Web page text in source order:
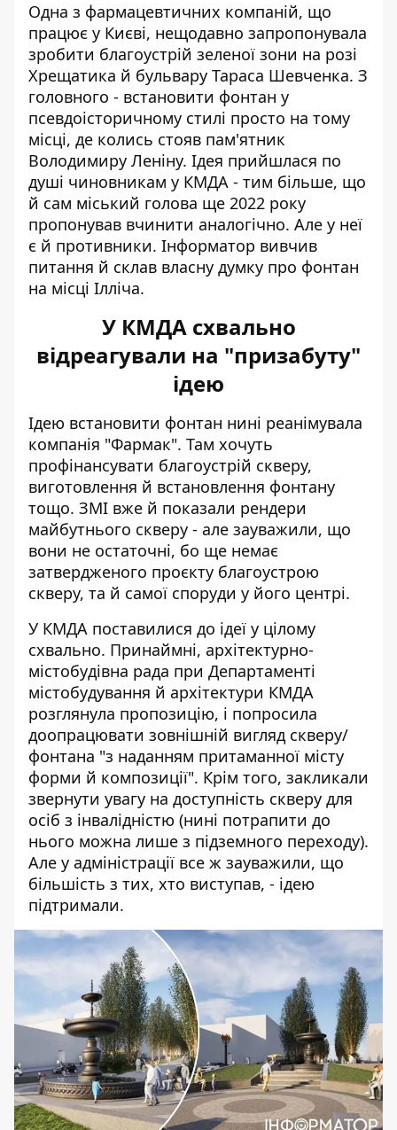
Одна з фармацевтичних компаній, що
працює у Києві, нещодавно запропонувала
зробити благоустрій зеленої зони на розі
Хрещатика й бульвару Тараса Шевченка. З
головного - встановити фонтан у
псевдоісторичному стилі просто на тому
місці, де колись стояв пам'ятник
Володимиру Леніну. Ідея прийшлася по
душі чиновникам у КМДА - тим більше, що
й сам міський голова ще 2022 року
пропонував вчинити аналогічно. Але у неї
є й противники. Інформатор вивчив
питання й склав власну думку про фонтан
на місці Ілліча.
У КМДА схвально
відреагували на "призабуту"
ідею
Ідею встановити фонтан нині реанімувала
компанія "Фармак". Там хочуть
профінансувати благоустрій скверу,
виготовлення й встановлення фонтану
тощо. ЗМІ вже й показали рендери
майбутнього скверу - але зауважили, що
вони не остаточні, бо ще немає
затвердженого проєкту благоустрою
скверу, та й самої споруди у його центрі.
У КМДА поставилися до ідеї у цілому
схвально. Принаймні, архітектурно-
містобудівна рада при Департаменті
містобудування й архітектури КМДА
розглянула пропозицію, і попросила
доопрацювати зовнішній вигляд скверу/
фонтана "з наданням притаманної місту
форми й композиції". Крім того, закликали
звернути увагу на доступність скверу для
осіб з інвалідністю (нині потрапити до
нього можна лише з підземного переходу).
Але у адміністрації все ж зауважили, що
більшість з тих, хто виступав, - ідею
підтримали.